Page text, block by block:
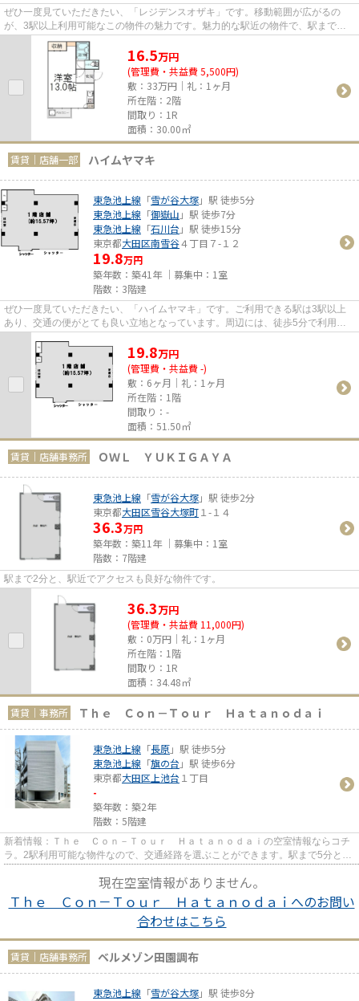
ぜひ一度見ていただきたい、「レジデンスオザキ」です。移動範囲が広がるの
が、3駅以上利用可能なこの物件の魅力です。魅力的な駅近の物件で、駅まで徒
歩8分です。
16.5万円
(管理費・共益費 5,500円)
敷：33万円｜礼：1ヶ月
所在階：2階
間取り：1R
面積：30.00㎡
賃貸｜店舗一部 ハイムヤマキ
東急池上線 「雪が谷大塚」駅 徒歩5分
東急池上線 「御嶽山 」駅 徒歩7分
東急池上線 「石川台 」駅 徒歩15分
東京都大田区南雪谷４丁目７-１２
19.8万円
築年数：築41年 ｜募集中： 1室
階数：3階建
ぜひ一度見ていただきたい、「ハイムヤマキ」です。ご利用できる駅は3駅以上
あり、交通の便がとても良い立地となっています。周辺には、徒歩5分で利用で
19.8万円
(管理費・共益費 -)
敷：6ヶ月｜礼：1ヶ月
所在階：1階
間取り：-
面積：51.50㎡
賃貸｜店舗事務所 ＯＷＬ ＹＵＫＩＧＡＹＡ
東急池上線 「雪が谷大塚」駅 徒歩2分
東京都大田区雪谷大塚町１-１４
36.3万円
築年数：築11年 ｜募集中： 1室
階数：7階建
駅まで2分と、駅近でアクセスも良好な物件です。
36.3万円
(管理費・共益費 11,000円)
敷：0万円｜礼：1ヶ月
所在階：1階
間取り：1R
面積：34.48㎡
賃貸｜事務所 Ｔｈｅ Ｃｏｎ－Ｔｏｕｒ Ｈａｔａｎｏｄａｉ
東急池上線 「長原」駅 徒歩5分
東急池上線 「旗の台 」駅 徒歩6分
東京都大田区 上池台 １丁目
-
築年数：築2年
階数：5階建
新着情報：Ｔｈｅ Ｃｏｎ－Ｔｏｕｒ Ｈａｔａｎｏｄａｉの空室情報ならコチ
ラ。2駅利用可能な物件なので、交通経路を選ぶことができます。駅まで5分と、
現在空室情報がありません。
Ｔｈｅ Ｃｏｎ－Ｔｏｕｒ Ｈａｔａｎｏｄａｉへのお問い
合わせはこちら
賃貸｜店舗事務所 ベルメゾン田園調布
東急池上線 「雪が谷大塚」駅 徒歩8分